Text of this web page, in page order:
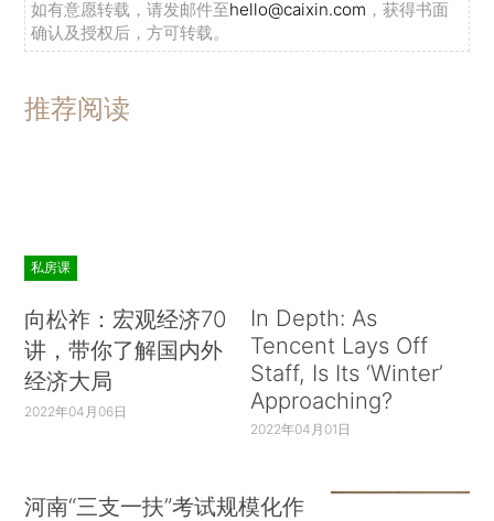
如有意愿转载，请发邮件至hello@caixin.com ，获得书面
确认及授权后，方可转载。
推荐阅读
私房课
向松祚：宏观经济70
讲，带你了解国内外
经济大局
2022年04月06日
In Depth: As
Tencent Lays Off
Staff, Is Its ‘Winter’
Approaching?
2022年04月01日
河南“三支一扶”考试规模化作